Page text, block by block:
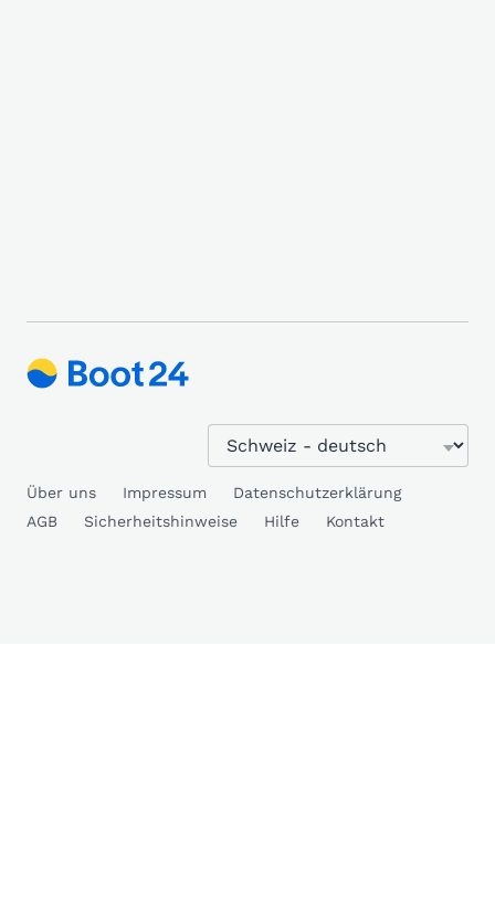
Über uns Impressum
Datenschutzerklärung
AGB
Sicherheitshinweise Hilfe Kontakt